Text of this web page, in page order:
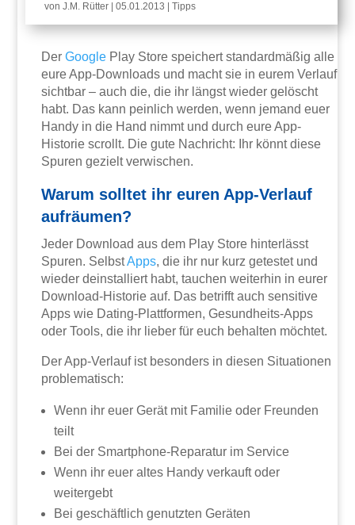
vonJ.M. Rütter |05.01.2013 |Tipps
DerGoogle Play Store speichert standardmäßig alle
eure App-Downloads und macht sie in eurem Verlauf
sichtbar – auch die, die ihr längst wieder gelöscht
habt. Das kann peinlich werden, wenn jemand euer
Handy in die Hand nimmt und durch eure App-
Historie scrollt. Die gute Nachricht: Ihr könnt diese
Spuren gezielt verwischen.
Warum solltet ihr euren App-Verlauf
aufräumen?
Jeder Download aus dem Play Store hinterlässt
Spuren. SelbstApps, die ihr nur kurz getestet und
wieder deinstalliert habt, tauchen weiterhin in eurer
Download-Historie auf. Das betrifft auch sensitive
Apps wie Dating-Plattformen, Gesundheits-Apps
oder Tools, die ihr lieber für euch behalten möchtet.
Der App-Verlauf ist besonders in diesen Situationen
problematisch:
Wenn ihr euer Gerät mit Familie oder Freunden
teilt
Bei der Smartphone-Reparatur im Service
Wenn ihr euer altes Handy verkauft oder
weitergebt
Bei geschäftlich genutzten Geräten